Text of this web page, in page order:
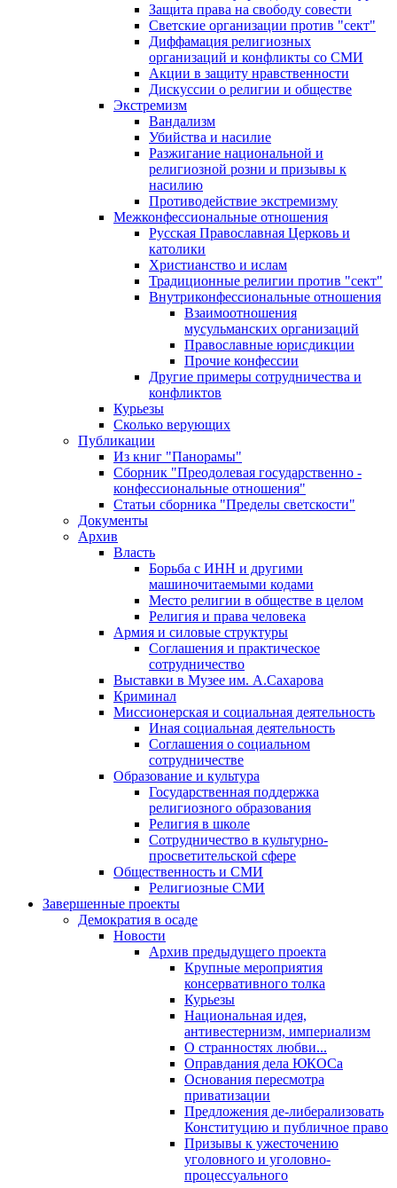
Защита права на свободу совести
Светские организации против "сект"
Диффамация религиозных
организаций и конфликты со СМИ
Акции в защиту нравственности
Дискуссии о религии и обществе
Экстремизм
Вандализм
Убийства и насилие
Разжигание национальной и
религиозной розни и призывы к
насилию
Противодействие экстремизму
Межконфессиональные отношения
Русская Православная Церковь и
католики
Христианство и ислам
Традиционные религии против "сект"
Внутриконфессиональные отношения
Взаимоотношения
мусульманских организаций
Православные юрисдикции
Прочие конфессии
Другие примеры сотрудничества и
конфликтов
Курьезы
Сколько верующих
Публикации
Из книг "Панорамы"
Сборник "Преодолевая государственно -
конфессиональные отношения"
Статьи сборника "Пределы светскости"
Документы
Архив
Власть
Борьба с ИНН и другими
машиночитаемыми кодами
Место религии в обществе в целом
Религия и права человека
Армия и силовые структуры
Соглашения и практическое
сотрудничество
Выставки в Музее им. А.Сахарова
Криминал
Миссионерская и социальная деятельность
Иная социальная деятельность
Соглашения о социальном
сотрудничестве
Образование и культура
Государственная поддержка
религиозного образования
Религия в школе
Сотрудничество в культурно-
просветительской сфере
Общественность и СМИ
Религиозные СМИ
Завершенные проекты
Демократия в осаде
Новости
Архив предыдущего проекта
Крупные мероприятия
консервативного толка
Курьезы
Национальная идея,
антивестернизм, империализм
О странностях любви...
Оправдания дела ЮКОСа
Основания пересмотра
приватизации
Предложения де-либерализовать
Конституцию и публичное право
Призывы к ужесточению
уголовного и уголовно-
процессуального